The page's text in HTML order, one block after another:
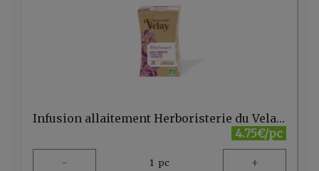
Infusion allaitement Herboristerie du Velay 20 sachets
4.75€/pc
- 1 pc +